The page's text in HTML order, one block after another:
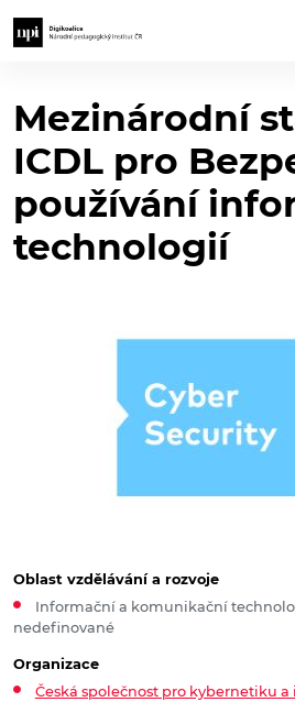
Mezinárodní
ICDL pro
používání
technologií
Oblast vzdělávání a rozvoje
Informační a komunikační
nedefinované
Organizace
Česká společnost pro kybernetiku